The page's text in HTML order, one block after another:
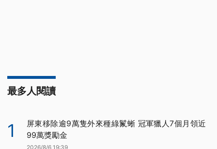
最多人閱讀
1
屏東移除逾9萬隻外來種綠鬣蜥 冠軍獵人7個月領近
99萬獎勵金
2026/8/6 19:39